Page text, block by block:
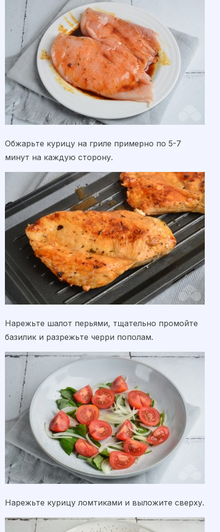
Обжарьте курицу на гриле примерно по 5-7
минут на каждую сторону.
Нарежьте шалот перьями, тщательно промойте
базилик и разрежьте черри пополам.
Нарежьте курицу ломтиками и выложите сверху.